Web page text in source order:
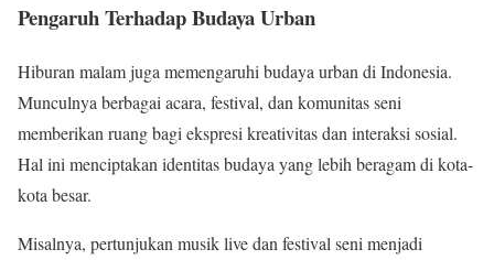
Pengaruh Terhadap Budaya Urban
Hiburan malam juga memengaruhi budaya urban di Indonesia.
Munculnya berbagai acara, festival, dan komunitas seni
memberikan ruang bagi ekspresi kreativitas dan interaksi sosial.
Hal ini menciptakan identitas budaya yang lebih beragam di kota-
kota besar.
Misalnya, pertunjukan musik live dan festival seni menjadi